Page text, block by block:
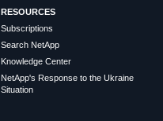
RESOURCES
Subscriptions
Search NetApp
Knowledge Center
NetApp's Response to the Ukraine
Situation